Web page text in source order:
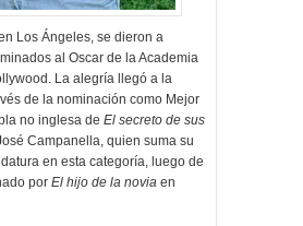
Los Ángeles, se dieron a
al Oscar de la Academia
La alegría llegó a la
de la nominación como Mejor
no inglesa de El secreto de sus
Campanella, quien suma su
en esta categoría, luego de
por El hijo de la novia en